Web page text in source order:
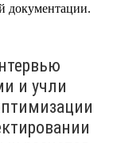
документации.
и учли